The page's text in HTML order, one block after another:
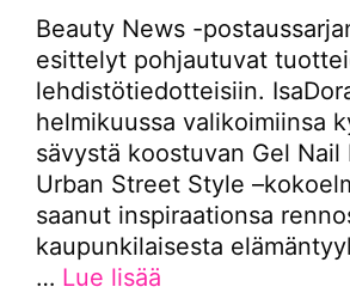
Beauty News -
esittelyt pohjautuvat
lehdistötiedotteisiin.
helmikuussa valikoimiinsa
sävystä koostuvan Gel Nail
Urban Street Style
saanut inspiraationsa
kaupunkilaisesta
… Lue lisää